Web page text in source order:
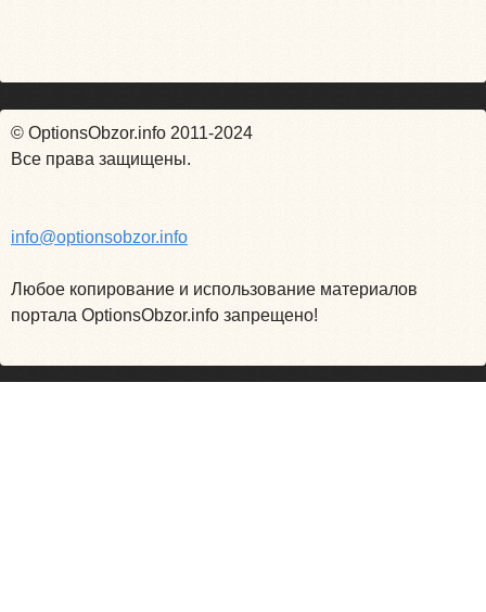
© OptionsObzor.info 2011-2024
Все права защищены.
info@optionsobzor.info
Любое копирование и использование материалов
портала OptionsObzor.info запрещено!